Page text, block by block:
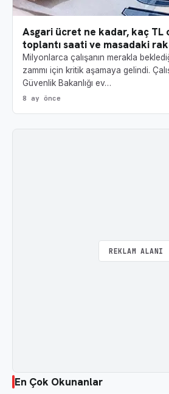
Asgari ücret ne kadar, kaç TL
toplantı saati ve masadaki
Milyonlarca çalışanın merakla
zammı için kritik aşamaya gelindi.
Güvenlik Bakanlığı ev…
8 ay önce
REKLAM ALANI
En Çok Okunanlar